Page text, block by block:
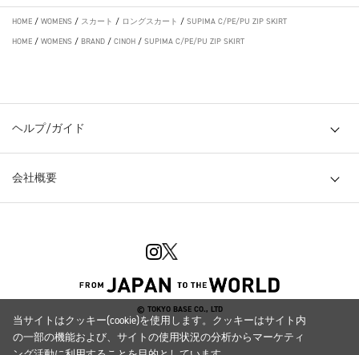
HOME / WOMENS / スカート / ロングスカート / SUPIMA C/PE/PU ZIP SKIRT
HOME / WOMENS / BRAND / CINOH / SUPIMA C/PE/PU ZIP SKIRT
ヘルプ/ガイド
会社概要
© TOKYO BASE CO., LTD
当サイトはクッキー(cookie)を使用します。クッキーはサイト内
の一部の機能および、サイトの使用状況の分析からマーケティ